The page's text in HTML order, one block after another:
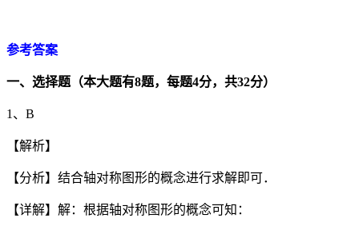
参考答案
一、选择题（本大题有8题，每题4分，共32分）
1、B
【解析】
【分析】结合轴对称图形的概念进行求解即可．
【详解】解：根据轴对称图形的概念可知：